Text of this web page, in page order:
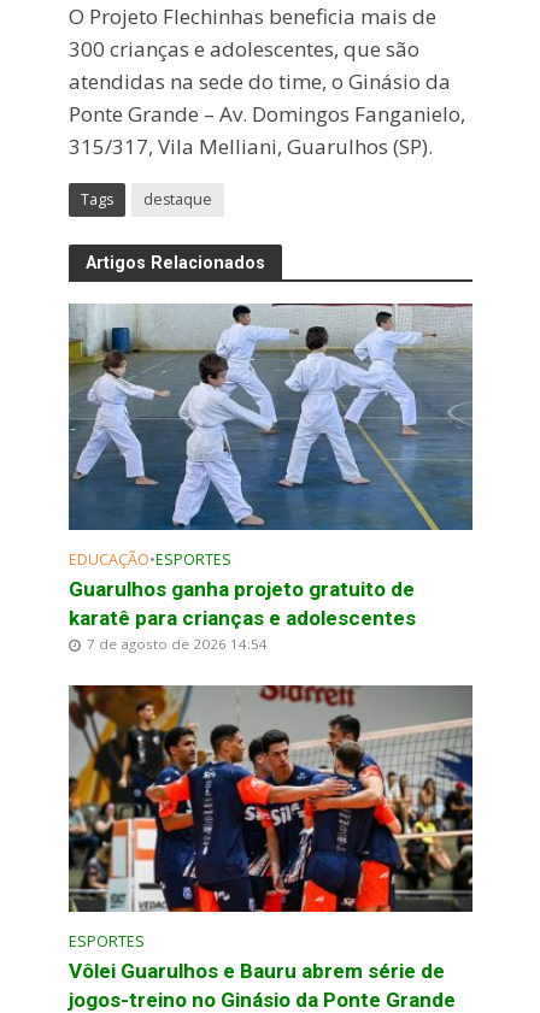
O Projeto Flechinhas beneficia mais de
300 crianças e adolescentes, que são
atendidas na sede do time, o Ginásio da
Ponte Grande – Av. Domingos Fanganielo,
315/317, Vila Melliani, Guarulhos (SP).
Tags destaque
Artigos Relacionados
EDUCAÇÃO•ESPORTES
Guarulhos ganha projeto gratuito de
karatê para crianças e adolescentes
7 de agosto de 2026 14:54
ESPORTES
Vôlei Guarulhos e Bauru abrem série de
jogos-treino no Ginásio da Ponte Grande